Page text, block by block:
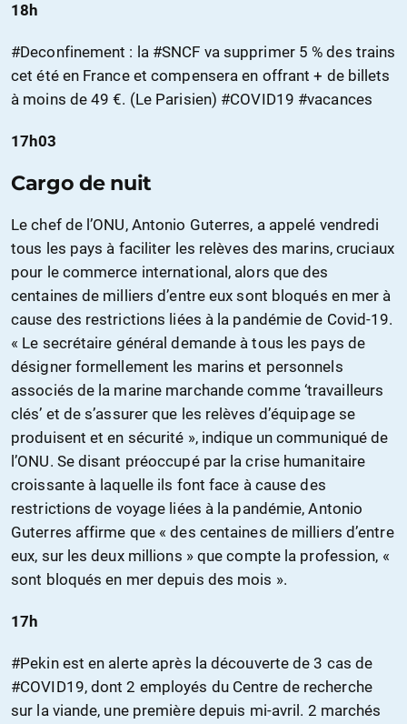
18h
#Deconfinement : la #SNCF va supprimer 5 % des trains
cet été en France et compensera en offrant + de billets
à moins de 49 €. (Le Parisien) #COVID19 #vacances
17h03
Cargo de nuit
Le chef de l’ONU, Antonio Guterres, a appelé vendredi
tous les pays à faciliter les relèves des marins, cruciaux
pour le commerce international, alors que des
centaines de milliers d’entre eux sont bloqués en mer à
cause des restrictions liées à la pandémie de Covid-19.
« Le secrétaire général demande à tous les pays de
désigner formellement les marins et personnels
associés de la marine marchande comme ‘travailleurs
clés’ et de s’assurer que les relèves d’équipage se
produisent et en sécurité », indique un communiqué de
l’ONU. Se disant préoccupé par la crise humanitaire
croissante à laquelle ils font face à cause des
restrictions de voyage liées à la pandémie, Antonio
Guterres affirme que « des centaines de milliers d’entre
eux, sur les deux millions » que compte la profession, «
sont bloqués en mer depuis des mois ».
17h
#Pekin est en alerte après la découverte de 3 cas de
#COVID19, dont 2 employés du Centre de recherche
sur la viande, une première depuis mi-avril. 2 marchés